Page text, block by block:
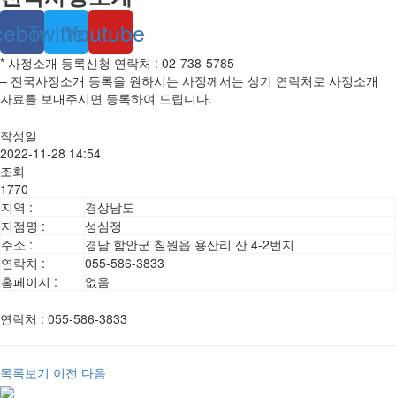
TwitterYoutube
* 사정소개 등록신청 연락처 : 02-738-5785
– 전국사정소개 등록을 원하시는 사정께서는 상기 연락처로 사정소개
자료를 보내주시면 등록하여 드립니다.
작성일
2022-11-28 14:54
조회
1770
지역 :
경상남도
지점명 :
성심정
주소 :
경남 함안군 칠원읍 용산리 산 4-2번지
연락처 :
055-586-3833
홈페이지 :
없음
연락처 : 055-586-3833
목록보기 이전 다음